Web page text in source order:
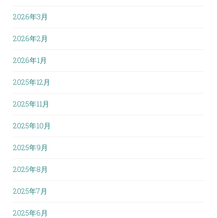
2026年3月
2026年2月
2026年1月
2025年12月
2025年11月
2025年10月
2025年9月
2025年8月
2025年7月
2025年6月